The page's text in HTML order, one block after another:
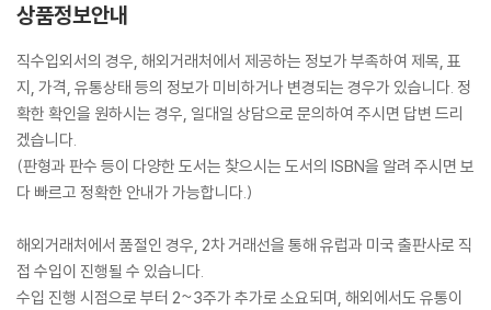
상품정보안내
직수입외서의 경우, 해외거래처에서 제공하는 정보가 부족하여 제목, 표
지, 가격, 유통상태 등의 정보가 미비하거나 변경되는 경우가 있습니다. 정
확한 확인을 원하시는 경우, 일대일 상담으로 문의하여 주시면 답변 드리
겠습니다.
(판형과 판수 등이 다양한 도서는 찾으시는 도서의 ISBN을 알려 주시면 보
다 빠르고 정확한 안내가 가능합니다.)
해외거래처에서 품절인 경우, 2차 거래선을 통해 유럽과 미국 출판사로 직
접 수입이 진행될 수 있습니다.
수입 진행 시점으로 부터 2~3주가 추가로 소요되며, 해외에서도 유통이